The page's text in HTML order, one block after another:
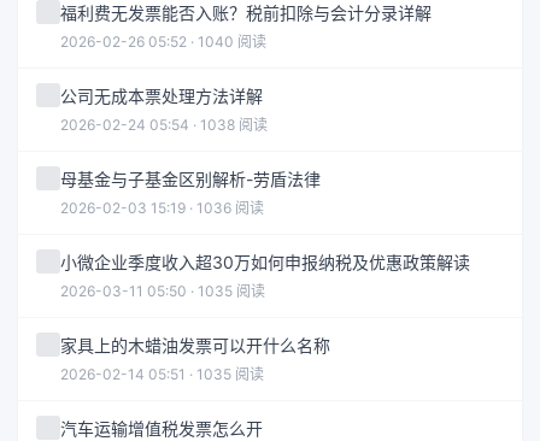
福利费无发票能否入账？税前扣除与会计分录详解
2026-02-26 05:52 · 1040 阅读
公司无成本票处理方法详解
2026-02-24 05:54 · 1038 阅读
母基金与子基金区别解析-劳盾法律
2026-02-03 15:19 · 1036 阅读
小微企业季度收入超30万如何申报纳税及优惠政策解读
2026-03-11 05:50 · 1035 阅读
家具上的木蜡油发票可以开什么名称
2026-02-14 05:51 · 1035 阅读
汽车运输增值税发票怎么开